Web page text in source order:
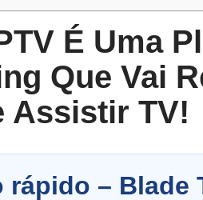
É Uma
Que Vai
Assistir TV!
rápido – Blade